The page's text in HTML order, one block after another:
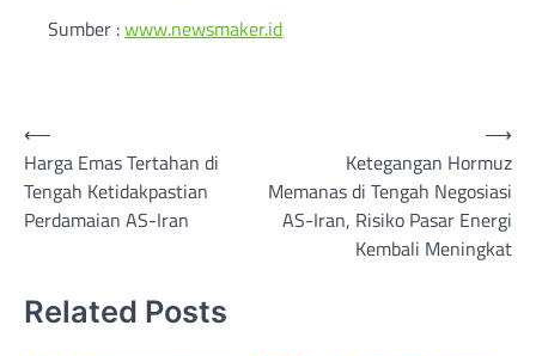
Sumber :www.newsmaker.id
Post
navigation
⟵
Harga Emas Tertahan di
Tengah Ketidakpastian
Perdamaian AS-Iran
Ketegangan Hormuz
Memanas di Tengah Negosiasi
AS-Iran, Risiko Pasar Energi
Kembali Meningkat
⟶
Related Posts